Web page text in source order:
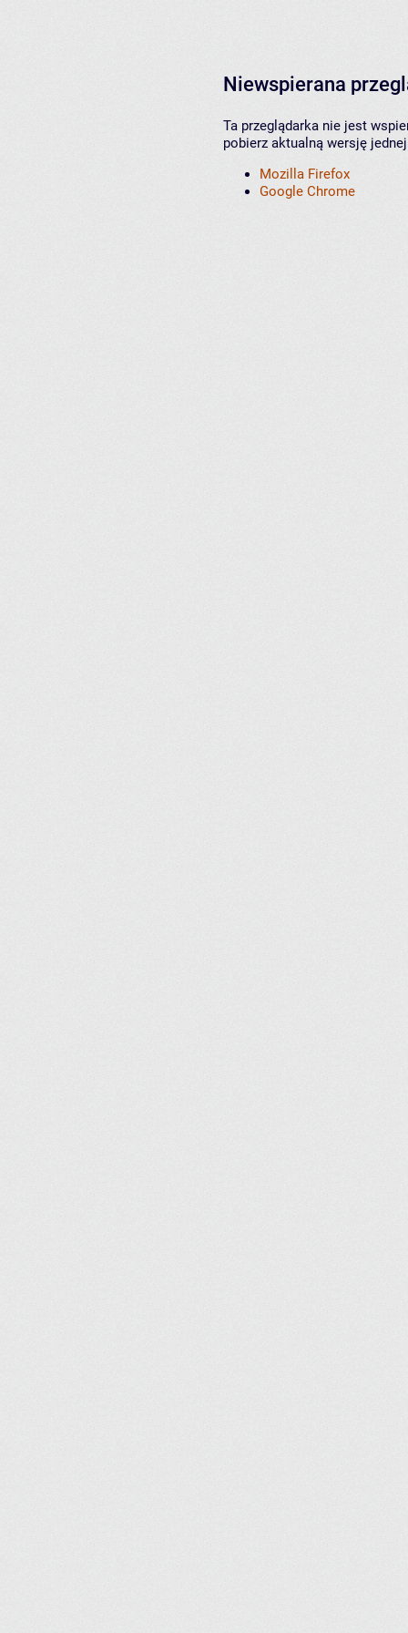
Niewspierana
Ta przeglądarka nie jest
pobierz aktualną wersję
Mozilla Firefox
Google Chrome